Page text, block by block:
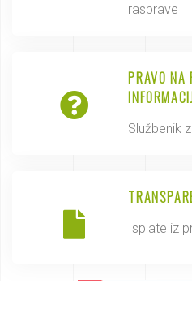
rasprave
PRAVO NA
Službenik
Isplate iz